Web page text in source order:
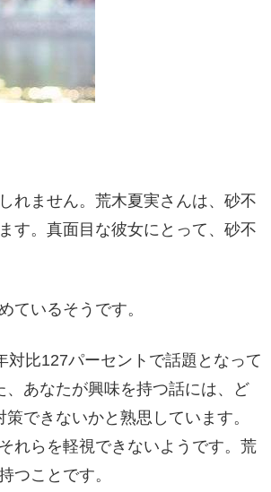
れません。荒木夏実さんは、砂不
す。真面目な彼女にとって、砂不
ているそうです。
比127パーセントで話題となって
あなたが興味を持つ話には、ど
できないかと熟思しています。
れらを軽視できないようです。荒
つことです。